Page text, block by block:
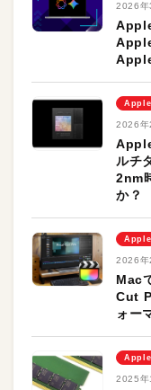
2026年
Apple
2026年
ルチ
2nm
か？
Apple
2026年
Mac
Cut
ォー
Apple
2025年